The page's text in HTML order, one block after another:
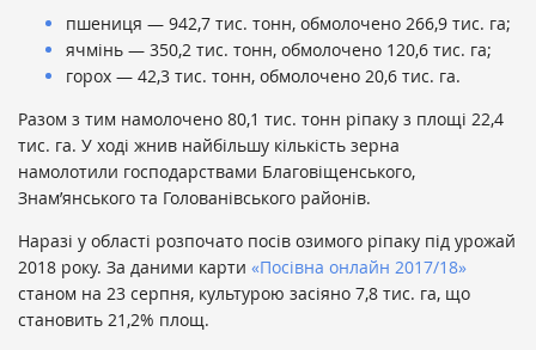
пшениця — 942,7 тис. тонн, обмолочено 266,9 тис. га;
ячмінь — 350,2 тис. тонн, обмолочено 120,6 тис. га;
горох — 42,3 тис. тонн, обмолочено 20,6 тис. га.
Разом з тим намолочено 80,1 тис. тонн ріпаку з площі 22,4
тис. га. У ході жнив найбільшу кількість зерна
намолотили господарствами Благовіщенського,
Знам’янського та Голованівського районів.
Наразі у області розпочато посів озимого ріпаку під урожай
2018 року. За даними карти «Посівна онлайн 2017/18»
станом на 23 серпня, культурою засіяно 7,8 тис. га, що
становить 21,2% площ.